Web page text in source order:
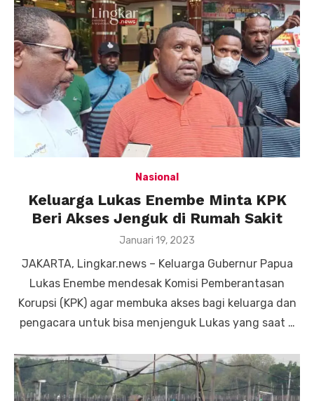
Nasional
Keluarga Lukas Enembe Minta KPK
Beri Akses Jenguk di Rumah Sakit
Posted
Januari 19, 2023
JAKARTA, Lingkar.news – Keluarga Gubernur Papua
Lukas Enembe mendesak Komisi Pemberantasan
Korupsi (KPK) agar membuka akses bagi keluarga dan
pengacara untuk bisa menjenguk Lukas yang saat …